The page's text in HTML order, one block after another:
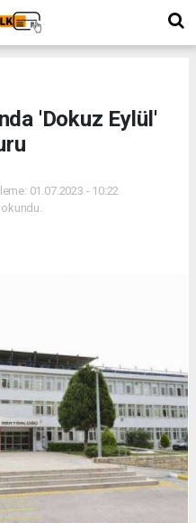
'Dokuz Eylül'
01.07.2023 - 10:22